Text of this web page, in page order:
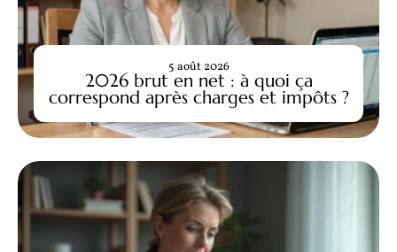
2026 brut en net : à quoi ça
correspond après charges et impôts ?
5 août 2026